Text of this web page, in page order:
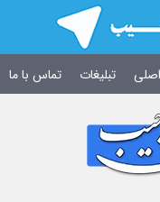
تبلیغات تماس با ما